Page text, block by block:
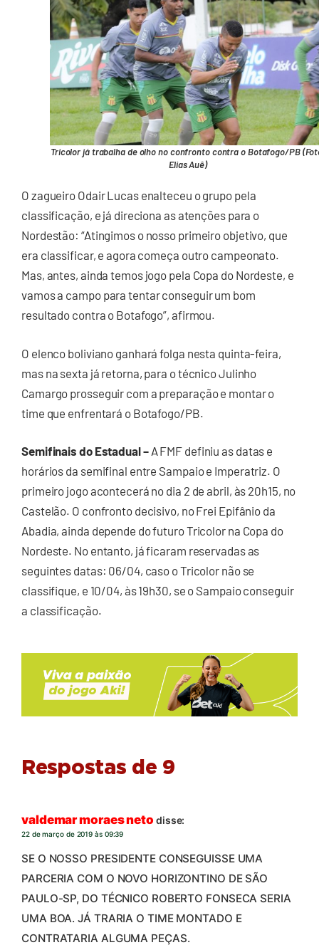
Tricolor já trabalha de olho no confronto contra o Botafogo/PB
Elias Auê)
O zagueiro Odair Lucas enalteceu o grupo pela
classificação, e já direciona as atenções para o
Nordestão: “Atingimos o nosso primeiro objetivo, que
era classificar, e agora começa outro campeonato.
Mas, antes, ainda temos jogo pela Copa do Nordeste, e
vamos a campo para tentar conseguir um bom
resultado contra o Botafogo”, afirmou.
O elenco boliviano ganhará folga nesta quinta-feira,
mas na sexta já retorna, para o técnico Julinho
Camargo prosseguir com a preparação e montar o
time que enfrentará o Botafogo/PB.
Semifinais do Estadual –A FMF definiu as datas e
horários da semifinal entre Sampaio e Imperatriz. O
primeiro jogo acontecerá no dia 2 de abril, às 20h15, no
Castelão. O confronto decisivo, no Frei Epifânio da
Abadia, ainda depende do futuro Tricolor na Copa do
Nordeste. No entanto, já ficaram reservadas as
seguintes datas: 06/04, caso o Tricolor não se
classifique, e 10/04, às 19h30, se o Sampaio conseguir
a classificação.
Respostas de 9
valdemar moraes neto disse:
22 de março de 2019 às 09:39
SE O NOSSO PRESIDENTE CONSEGUISSE UMA
PARCERIA COM O NOVO HORIZONTINO DE SÃO
PAULO-SP, DO TÉCNICO ROBERTO FONSECA SERIA
UMA BOA. JÁ TRARIA O TIME MONTADO E
CONTRATARIA ALGUMA PEÇAS.